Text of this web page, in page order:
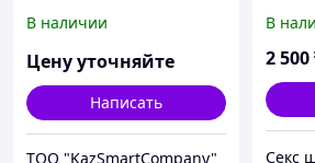
MT 210
В наличии
Цену уточняйте
Написать
ТОО "KazSmartCompany"
В
2 500